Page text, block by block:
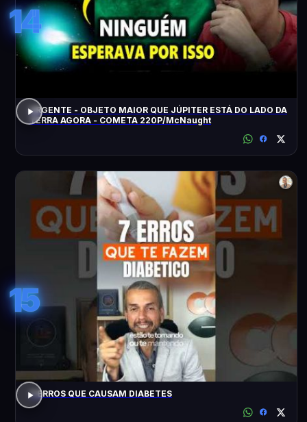
14
URGENTE - OBJETO MAIOR QUE JÚPITER ESTÁ DO LADO DA
TERRA AGORA - COMETA 220P/McNaught
15
7 ERROS QUE CAUSAM DIABETES